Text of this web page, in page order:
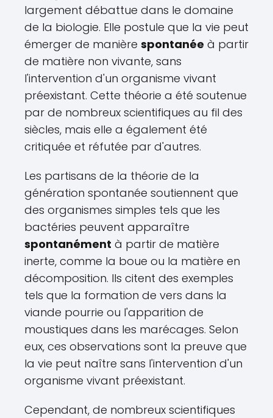
largement débattue dans le domaine
de la biologie. Elle postule que la vie peut
émerger de manière spontanée à partir
de matière non vivante, sans
l'intervention d'un organisme vivant
préexistant. Cette théorie a été soutenue
par de nombreux scientifiques au fil des
siècles, mais elle a également été
critiquée et réfutée par d'autres.
Les partisans de la théorie de la
génération spontanée soutiennent que
des organismes simples tels que les
bactéries peuvent apparaître
spontanément à partir de matière
inerte, comme la boue ou la matière en
décomposition. Ils citent des exemples
tels que la formation de vers dans la
viande pourrie ou l'apparition de
moustiques dans les marécages. Selon
eux, ces observations sont la preuve que
la vie peut naître sans l'intervention d'un
organisme vivant préexistant.
Cependant, de nombreux scientifiques